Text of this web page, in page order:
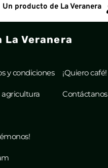
Un producto de La Veranera
La Veranera
y condiciones
agricultura
¡Quiero café!
Contáctanos